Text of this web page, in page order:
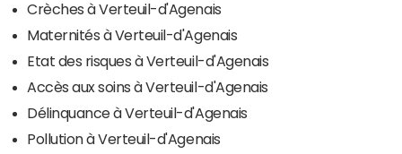
Crèches à Verteuil-d'Agenais
Maternités à Verteuil-d'Agenais
Etat des risques à Verteuil-d'Agenais
Accès aux soins à Verteuil-d'Agenais
Délinquance à Verteuil-d'Agenais
Pollution à Verteuil-d'Agenais